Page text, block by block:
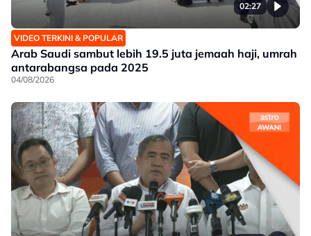
02:27
VIDEO TERKINI & POPULAR
Arab Saudi sambut lebih 19.5 juta jemaah haji, umrah
antarabangsa pada 2025
04/08/2026